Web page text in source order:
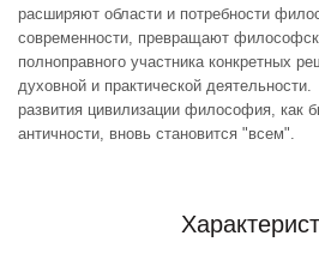
расширяют области и потребности
современности, превращают
полноправного участника конкретных
духовной и практической
развития цивилизации философия, как
античности, вновь становится "всем".